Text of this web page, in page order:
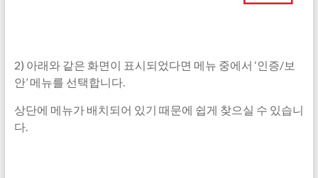
2) 아래와 같은 화면이 표시되었다면 메뉴 중에서 ‘인증/보
안’ 메뉴를 선택합니다.
상단에 메뉴가 배치되어 있기 때문에 쉽게 찾으실 수 있습니
다.